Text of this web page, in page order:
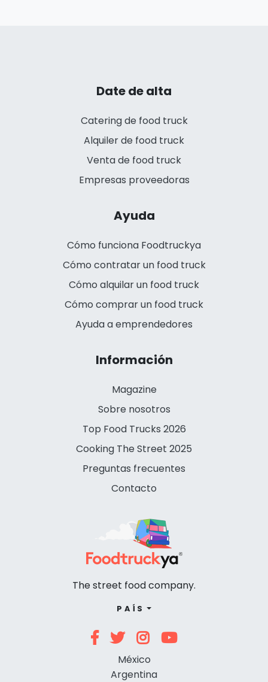
Date de alta
Catering de food truck
Alquiler de food truck
Venta de food truck
Empresas proveedoras
Ayuda
Cómo funciona Foodtruckya
Cómo contratar un food truck
Cómo alquilar un food truck
Cómo comprar un food truck
Ayuda a emprendedores
Información
Magazine
Sobre nosotros
Top Food Trucks 2026
Cooking The Street 2025
Preguntas frecuentes
Contacto
The street food company.
PAÍS
México
Argentina